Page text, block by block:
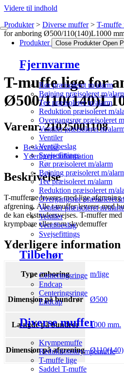
Videre til indhold
Produkter Close Produkter Open
Fjernvarme
Rør præisoleret m/alarm
Bøjning præisoleret m/
Tee præisoleret m/alarm
Reduktion præisoleret m/
Overgangsrør præisoleret
Ventiler præisoleret m/
Ventiler
Ventilbeslag
Svejsefittings
Rør præisoleret m/alarm
Bøjning præisoleret m/
Tee præisoleret m/alarm
Reduktion præisoleret m/
Overgangsrør præisoleret
Ventiler præisoleret m/
Ventiler
Ventilbeslag
Svejsefittings
Tilbehør
Centeringsringe
Endcap
Centeringsringe
Endcap
Diverse muffer
Krympemuffe
Reduktionskrympemuffe
T-muffe lige
Saddel T-muffe
Produkter Diverse muffer T-muffe
for anboring Ø500/110(140)L1000
T-muffe lige for
Ø500/
Varenr. 21025001108
Beskrivelse
Yderligere information
Beskrivelse
T-mufferne leveres med lige afgrening
afgrening. Alle t-muffer leveres med
de kan ekstrudersvejses. T-muffer
krympbare eller som skydemuffer
Yderligere information
Type anboring m/lige
Dimension på bundrør Ø500
Længde på bundrør 1000 mm.
Dimension på afgrening Ø110(140)